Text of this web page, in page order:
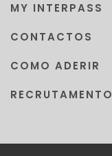
MY INTERPASS
CONTACTOS
COMO ADERIR
RECRUTAMENTO